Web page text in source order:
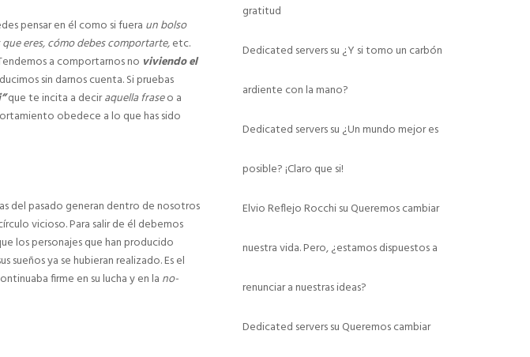
pensar en él como si fuera un bolso
eres, cómo debes comportarte,etc.
a comportarnos no viviendo el
sin darnos cuenta. Si pruebas
que te incita a deciraquella fraseo a
obedece a lo que has sido
del pasado generan dentro de nosotros
vicioso. Para salir de él debemos
los personajes que han producido
sueños ya se hubieran realizado. Es el
firme en su lucha y en la no-
gratitud
Dedicated serverssu ¿Y si tomo un carbón
ardiente con la mano?
Dedicated serverssu ¿Un mundo mejor es
posible? ¡Claro que si!
Elvio Reflejo Rocchisu Queremos cambiar
nuestra vida. Pero, ¿estamos dispuestos a
renunciar a nuestras ideas?
Dedicated serverssu Queremos cambiar